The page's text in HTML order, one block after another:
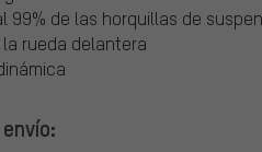
99% de las horquillas de
rueda delantera